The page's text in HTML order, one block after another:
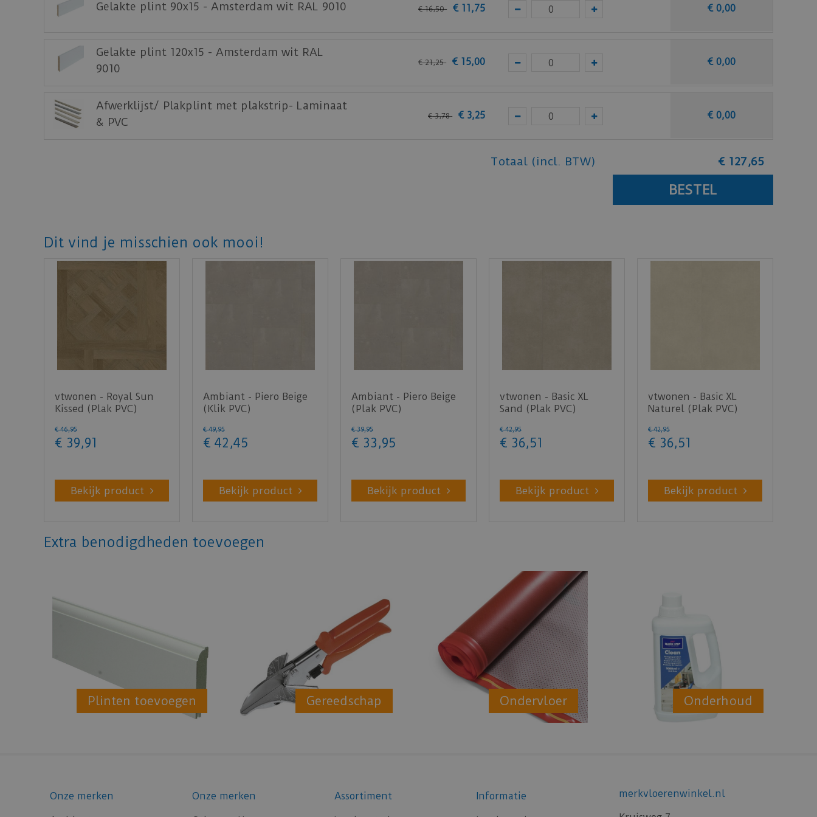
Gelakte plint 90x15 - Amsterdam wit RAL 9010 € 16,50 € 11 ,75 € 0,00
Gelakte plint 120x15 - Amsterdam wit RAL
9010
€ 21,25 € 15,00 € 0,00
Afwerklijst/ Plakplint met plakstrip- Laminaat
& PVC
€ 3,78 € 3,25 € 0,00
Totaal (incl. BTW) € 127,65
Dit vind je misschien ook mooi!
vtwonen - Royal Sun
Kissed (Plak PVC)
€ 46,95
€ 39,91
Bekijk product
Ambiant - Piero Beige
(Klik PVC)
€ 49,95
€ 42 ,45
Bekijk product
Ambiant - Piero Beige
(Plak PVC)
€ 39,95
€ 33 ,95
Bekijk product
vtwonen - Basic XL
Sand (Plak PVC)
€ 42,95
€ 36,51
Bekijk product
vtwonen - Basic XL
Naturel (Plak PVC)
€ 42,95
€ 36,51
Bekijk product
Extra benodigdheden toevoegen
Plinten toevoegen Gereedschap Ondervloer Onderhoud
Onze merken Onze merken Assortiment Informatie merkvloerenwinkel.nl